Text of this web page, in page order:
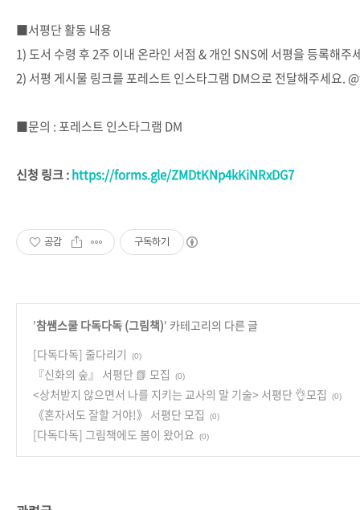
■서평단 활동 내용
1) 도서 수령 후 2주 이내 온라인 서점 & 개인 SNS에 서평을 등록해주
2) 서평 게시물 링크를 포레스트 인스타그램 DM으로 전달해주세요.
■문의 : 포레스트 인스타그램 DM
신청 링크 :https://forms.gle/ZMDtKNp4kKiNRxDG7
공감 구독하기
'참쌤스쿨 다독다독 (그림책)' 카테고리의 다른 글
[다독다독] 줄다리기
(0)
『신화의 숲』 서평단 📗 모집 (0)
<상처받지 않으면서 나를 지키는 교사의 말 기술> 서평단 👌모집 (0)
《혼자서도 잘할 거야!》 서평단 모집 (0)
[다독다독] 그림책에도 봄이 왔어요 (0)